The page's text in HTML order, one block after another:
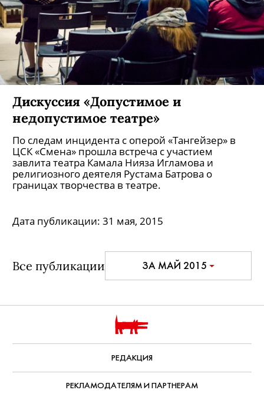
Дискуссия «Допустимое и
недопустимое театре»
По следам инцидента с оперой «Тангейзер» в
ЦСК «Смена» прошла встреча с участием
завлита театра Камала Нияза Игламова и
религиозного деятеля Рустама Батрова о
границах творчества в театре.
Дата публикации: 31 мая, 2015
Все публикации ЗА МАЙ 2015
РЕДАКЦИЯ
РЕКЛАМОДАТЕЛЯМ И ПАРТНЕРАМ